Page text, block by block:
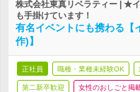
株式会社東真リベラティー | ★
も手掛けています！
有名イベントにも携わる【
作)】
正社員 職種・業種未経験OK
第二新卒歓迎 女性のおしごと掲